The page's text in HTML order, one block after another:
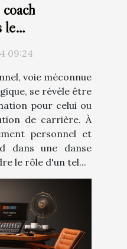
le
09:24
voie méconnue
se révèle être
pour celui ou
de carrière. À
personnel et
dans une danse
le rôle d'un tel...